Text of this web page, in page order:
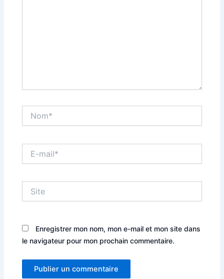
mail*
Enregistrer mon nom, mon e-mail et mon site dans
le navigateur pour mon prochain commentaire.